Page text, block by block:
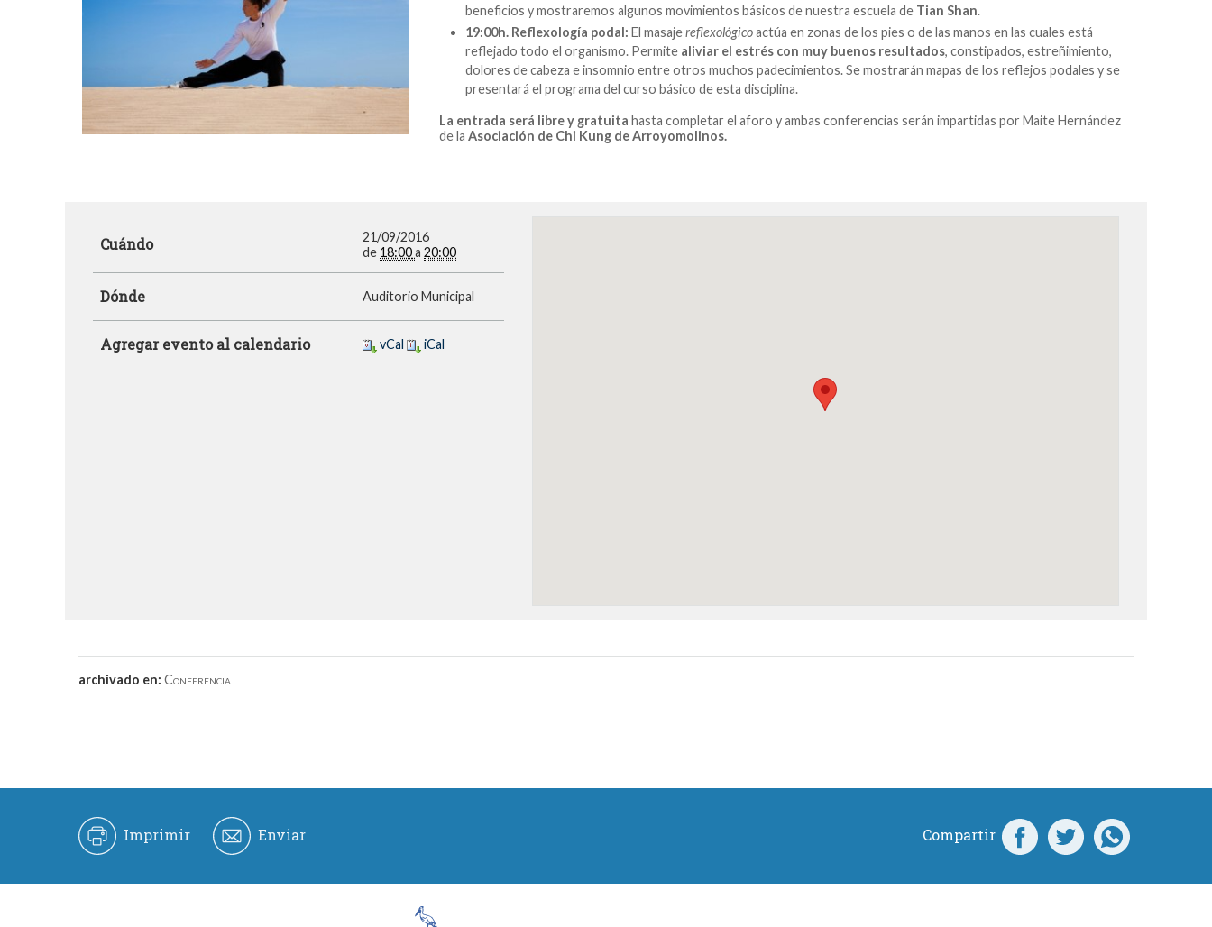
beneficios y mostraremos algunos movimientos básicos de nuestra escuela de Tian Shan.
19:00h. Reflexología podal: El masajereflexológicoactúa en zonas de los pies o de las manos en las cuales está
reflejado todo el organismo. Permite aliviar el estrés con muy buenos resultados, constipados, estreñimiento,
dolores de cabeza e insomnio entre otros muchos padecimientos. Se mostrarán mapas de los reflejos podales y se
presentará el programa del curso básico de esta disciplina.
La entrada será libre y gratuita hasta completar el aforo y ambas conferencias serán impartidas por Maite Hernández
de la Asociación de Chi Kung de Arroyomolinos.
Cuándo
21/09/2016
de 18:00a20:00
Dónde Auditorio Municipal
Agregar evento al calendario vCal iCal
archivado en: Conferencia
Imprimir Enviar Compartir